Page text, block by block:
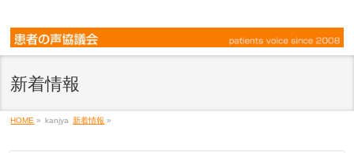
新着情報
HOME » kanjya 新着情報 »